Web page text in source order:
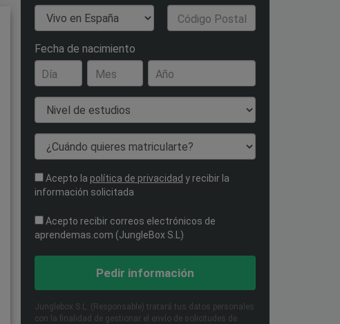
País de Residencia Código Postal
Fecha de nacimiento
Día
Mes Año
Nivel de estudios
¿Cuándo quieres matricularte?
Acepto la política de privacidad y recibir la
información solicitada
Acepto recibir correos electrónicos de
aprendemas.com (JungleBox S.L)
Pedir información
Junglebox S.L. (Responsable) tratará tus datos personales
con la finalidad de gestionar el envío de solicitudes de